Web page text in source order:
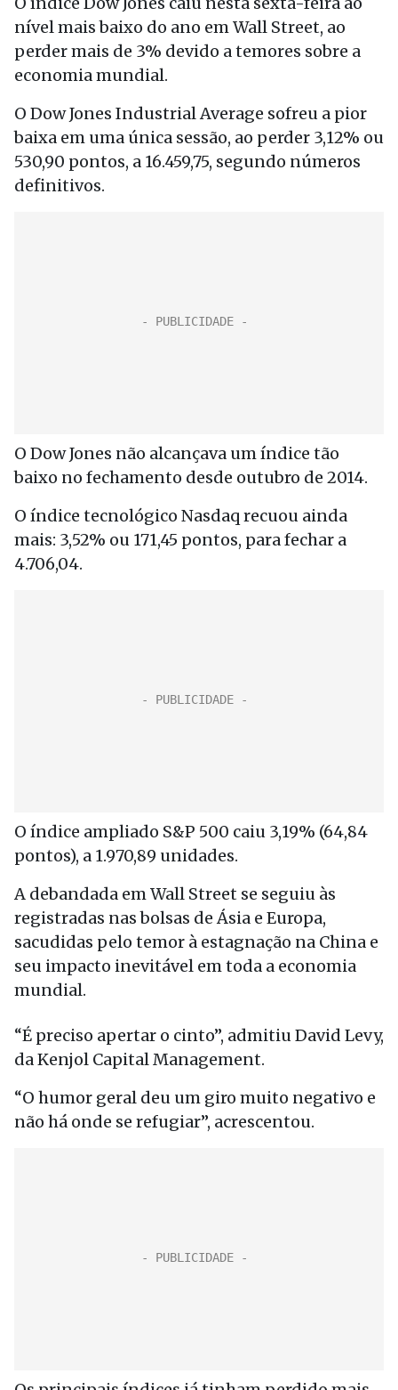
nível mais baixo do ano em Wall Street, ao
perder mais de 3% devido a temores sobre a
economia mundial.
O Dow Jones Industrial Average sofreu a pior
baixa em uma única sessão, ao perder 3,12% ou
530,90 pontos, a 16.459,75, segundo números
definitivos.
O Dow Jones não alcançava um índice tão
baixo no fechamento desde outubro de 2014.
O índice tecnológico Nasdaq recuou ainda
mais: 3,52% ou 171,45 pontos, para fechar a
4.706,04.
O índice ampliado S&P 500 caiu 3,19% (64,84
pontos), a 1.970,89 unidades.
A debandada em Wall Street se seguiu às
registradas nas bolsas de Ásia e Europa,
sacudidas pelo temor à estagnação na China e
seu impacto inevitável em toda a economia
mundial.
“É preciso apertar o cinto”, admitiu David Levy,
da Kenjol Capital Management.
“O humor geral deu um giro muito negativo e
não há onde se refugiar”, acrescentou.